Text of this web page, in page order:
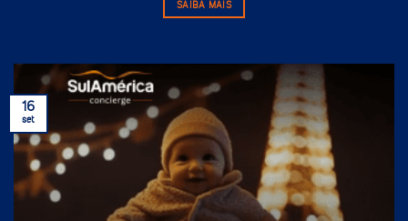
SAIBA MAIS
16
set